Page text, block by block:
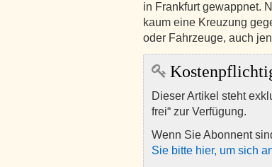
in Frankfurt gewappnet.
kaum eine Kreuzung
oder Fahrzeuge, auch
Dieser Artikel steht
frei“ zur Verfügung.
Wenn Sie Abonnent
Sie bitte hier, um sich